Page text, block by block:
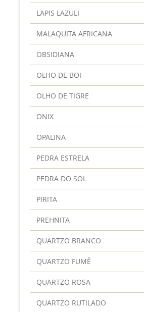
LAPIS LAZULI
MALAQUITA AFRICANA
OBSIDIANA
OLHO DE BOI
OLHO DE TIGRE
ONIX
OPALINA
PEDRA ESTRELA
PEDRA DO SOL
PIRITA
PREHNITA
QUARTZO BRANCO
QUARTZO FUMÊ
QUARTZO ROSA
QUARTZO RUTILADO